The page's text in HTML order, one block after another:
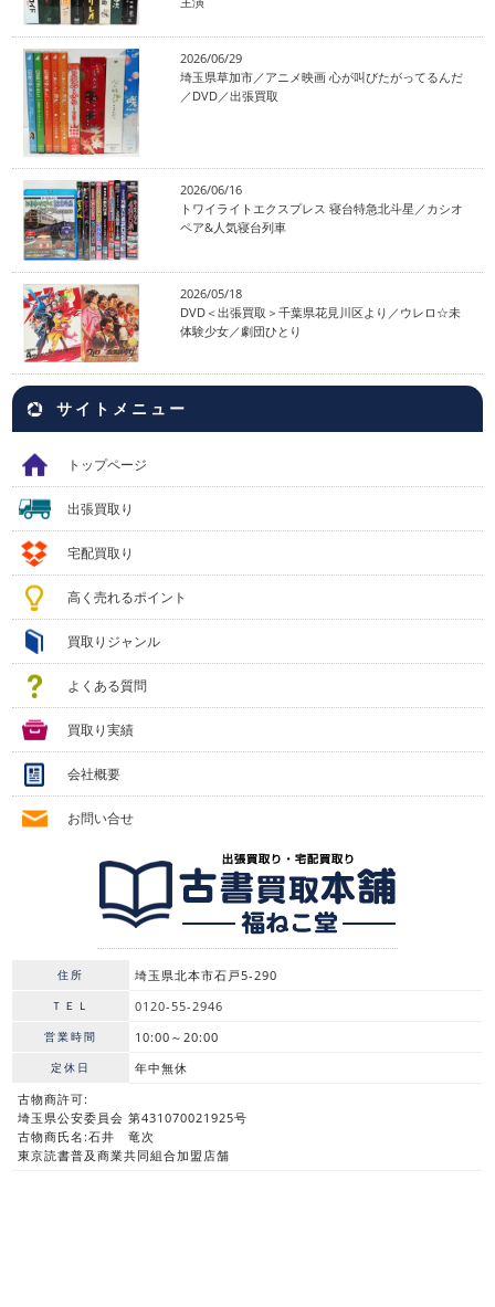
2026/06/29
埼玉県草加市／アニメ映画 心が叫びたがってるんだ
／DVD／出張買取
2026/06/16
トワイライトエクスプレス 寝台特急北斗星／カシオ
ペア&人気寝台列車
2026/05/18
DVD＜出張買取＞千葉県花見川区より／ウレロ☆未
体験少女／劇団ひとり
サイトメニュー
トップページ
出張買取り
宅配買取り
高く売れるポイント
買取りジャンル
よくある質問
買取り実績
会社概要
お問い合せ
住所 埼玉県北本市石戸5-290
ＴＥＬ 0120-55-2946
営業時間 10:00～20:00
定休日
年中無休
古物商許可:
埼玉県公安委員会 第431070021925号
古物商氏名:石井 竜次
東京読書普及商業共同組合加盟店舗